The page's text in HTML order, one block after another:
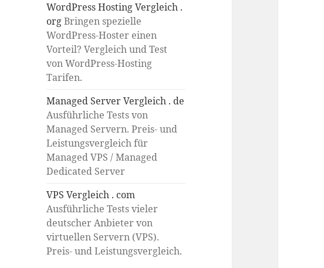
WordPress Hosting Vergleich .
orgBringen spezielle
WordPress-Hoster einen
Vorteil? Vergleich und Test
von WordPress-Hosting
Tarifen.
Managed Server Vergleich . de
Ausführliche Tests von
Managed Servern. Preis- und
Leistungsvergleich für
Managed VPS / Managed
Dedicated Server
VPS Vergleich . com
Ausführliche Tests vieler
deutscher Anbieter von
virtuellen Servern (VPS).
Preis- und Leistungsvergleich.